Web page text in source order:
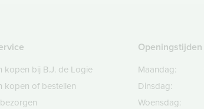
kopen bij B.J. de Logie
kopen of bestellen
Openingstijden
Maandag:
Dinsdag:
Woensdag: